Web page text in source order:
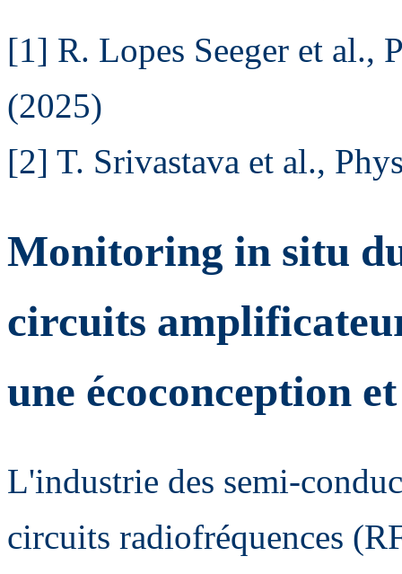
[1] R. Lopes Seeger et al.,
(2025)
[2] T. Srivastava et al.,
Monitoring in situ
circuits
une écoconception
L'industrie des semi-
circuits radiofréquences